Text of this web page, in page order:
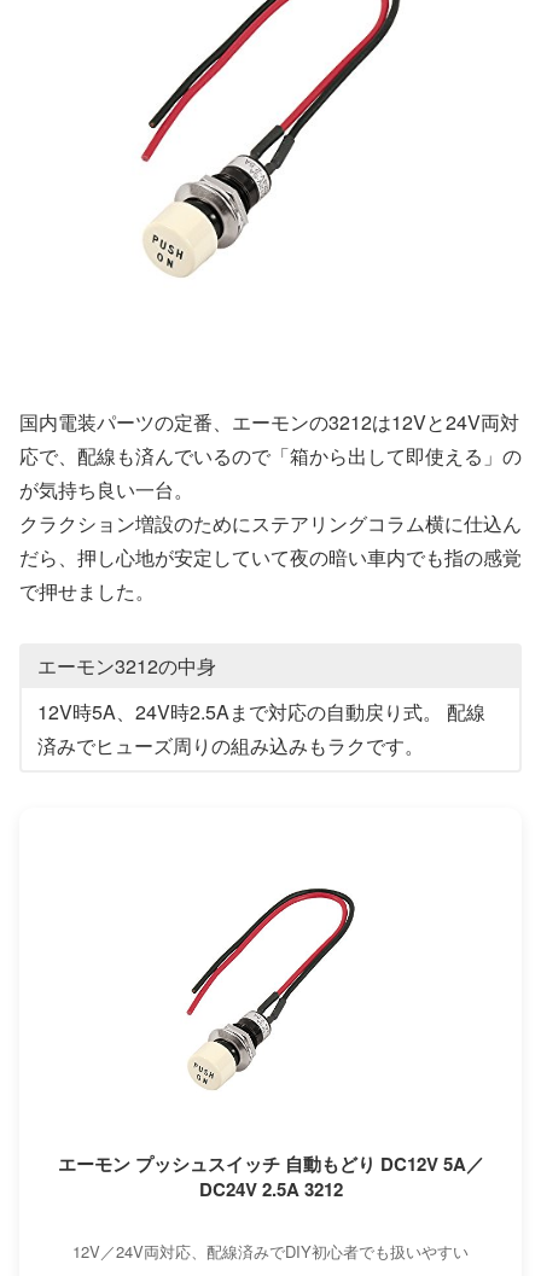
国内電装パーツの定番、エーモンの3212は12Vと24V両対
応で、配線も済んでいるので「箱から出して即使える」の
が気持ち良い一台。
クラクション増設のためにステアリングコラム横に仕込ん
だら、押し心地が安定していて夜の暗い車内でも指の感覚
で押せました。
エーモン3212の中身
12V時5A、24V時2.5Aまで対応の自動戻り式。 配線
済みでヒューズ周りの組み込みもラクです。
エーモン プッシュスイッチ 自動もどり DC12V 5A／
DC24V 2.5A 3212
12V／24V両対応、配線済みでDIY初心者でも扱いやすい